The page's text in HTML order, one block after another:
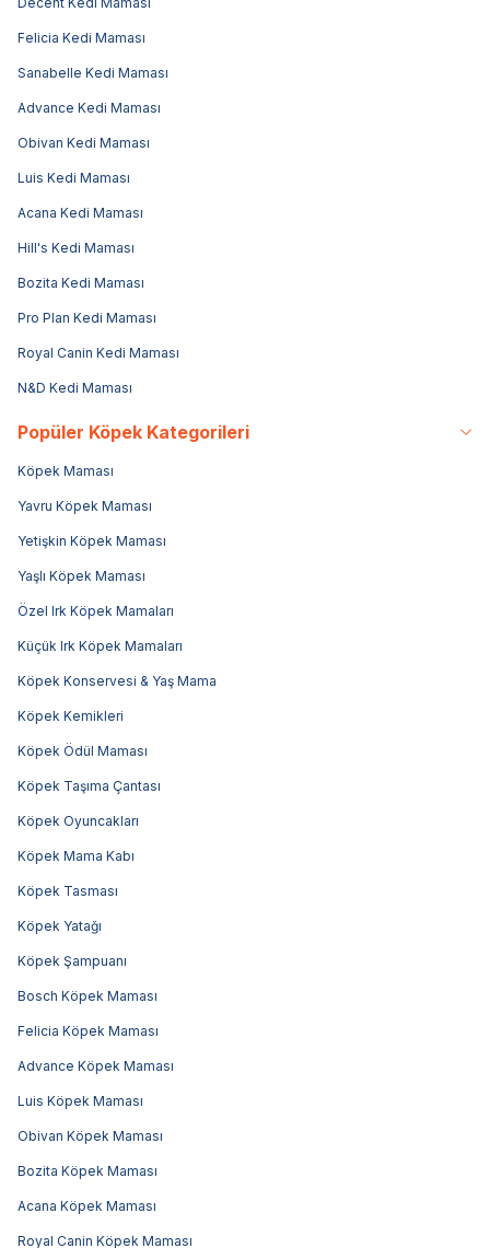
Felicia Kedi Maması
Sanabelle Kedi Maması
Advance Kedi Maması
Obivan Kedi Maması
Luis Kedi Maması
Acana Kedi Maması
Hill's Kedi Maması
Bozita Kedi Maması
Pro Plan Kedi Maması
Royal Canin Kedi Maması
N&D Kedi Maması
Popüler Köpek Kategorileri
Köpek Maması
Yavru Köpek Maması
Yetişkin Köpek Maması
Yaşlı Köpek Maması
Özel Irk Köpek Mamaları
Küçük Irk Köpek Mamaları
Köpek Konservesi & Yaş Mama
Köpek Kemikleri
Köpek Ödül Maması
Köpek Taşıma Çantası
Köpek Oyuncakları
Köpek Mama Kabı
Köpek Tasması
Köpek Yatağı
Köpek Şampuanı
Bosch Köpek Maması
Felicia Köpek Maması
Advance Köpek Maması
Luis Köpek Maması
Obivan Köpek Maması
Bozita Köpek Maması
Acana Köpek Maması
Royal Canin Köpek Maması